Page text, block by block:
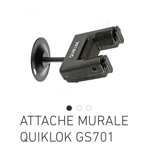
ATTACHE MURALE
QUIKLOK GS701